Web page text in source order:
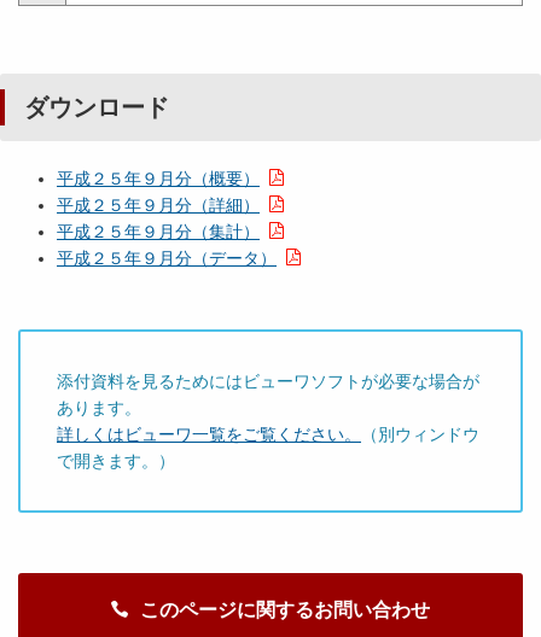
ダウンロード
平成２５年９月分（概要）
平成２５年９月分（詳細）
平成２５年９月分（集計）
平成２５年９月分（データ）
添付資料を見るためにはビューワソフトが必要な場合が
あります。
詳しくはビューワ一覧をご覧ください。
（別ウィンドウ
で開きます。）
このページに関するお問い合わせ